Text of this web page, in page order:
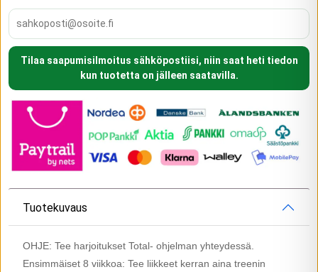
Tilaa saapumisilmoitus sähköpostiisi, niin saat heti tiedon
kun tuotetta on jälleen saatavilla.
Tuotekuvaus
OHJE: Tee harjoitukset Total- ohjelman yhteydessä.
Ensimmäiset 8 viikkoa: Tee liikkeet kerran aina treenin